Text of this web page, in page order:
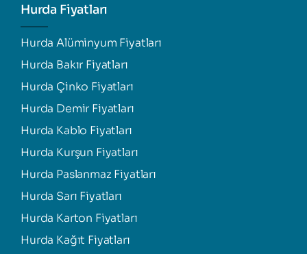
Hurda Fiyatları
Hurda Alüminyum Fiyatları
Hurda Bakır Fiyatları
Hurda Çinko Fiyatları
Hurda Demir Fiyatları
Hurda Kablo Fiyatları
Hurda Kurşun Fiyatları
Hurda Paslanmaz Fiyatları
Hurda Sarı Fiyatları
Hurda Karton Fiyatları
Hurda Kağıt Fiyatları